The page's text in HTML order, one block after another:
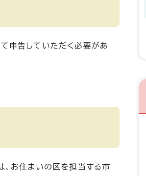
申告していただく必要があ
、お住まいの区を担当する市